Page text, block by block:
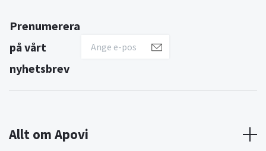
Prenumerera
på vårt
nyhetsbrev
Allt om Apovi